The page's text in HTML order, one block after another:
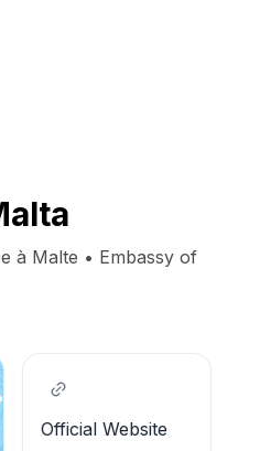
à Malte • Embassy of
Official Website